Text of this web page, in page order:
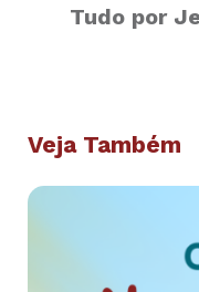
Tudo por
Veja Também